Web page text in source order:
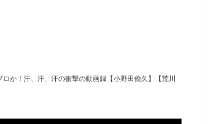
か！汗、汗、汗の衝撃の動画録【小野田倫久】【荒川